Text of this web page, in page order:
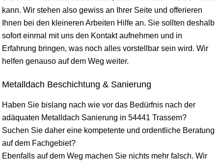
kann. Wir stehen also gewiss an Ihrer Seite und offerieren
Ihnen bei den kleineren Arbeiten Hilfe an. Sie sollten deshalb
sofort einmal mit uns den Kontakt aufnehmen und in
Erfahrung bringen, was noch alles vorstellbar sein wird. Wir
helfen genauso auf dem Weg weiter.
Metalldach Beschichtung & Sanierung
Haben Sie bislang nach wie vor das Bedürfnis nach der
adäquaten Metalldach Sanierung in 54441 Trassem?
Suchen Sie daher eine kompetente und ordentliche Beratung
auf dem Fachgebiet?
Ebenfalls auf dem Weg machen Sie nichts mehr falsch. Wir